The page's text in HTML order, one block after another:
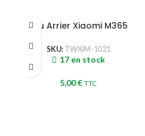
Feu Arrier Xiaomi M365
SKU: TWXIM-1021
17 en stock
5,00€ TTC